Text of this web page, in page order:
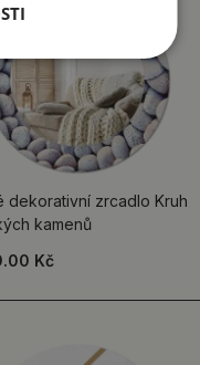
dekorativní zrcadlo Kruh
kamenů
Kč